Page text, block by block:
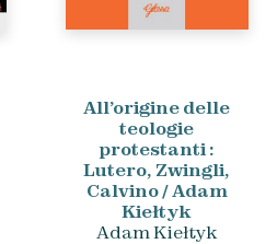
All’origine delle
teologie
protestanti :
Lutero, Zwingli,
Calvino / Adam
Kiełtyk
Adam Kiełtyk